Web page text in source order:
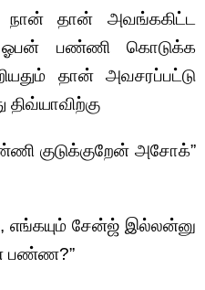
நான் தான் அவங்ககிட்ட
ஓபன் பண்ணி கொடுக்க
தான் அவசரப்பட்டு
குடுக்குறேன் அசோக்”
, எங்கயும் சேன்ஜ் இல்லன்னு
பண்ண?”